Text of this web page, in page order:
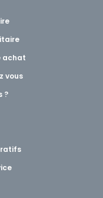
achat
vous
?